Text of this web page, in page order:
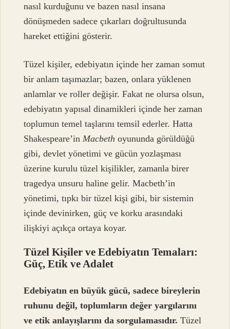
nasıl kurduğunu ve bazen nasıl insana
dönüşmeden sadece çıkarları doğrultusunda
hareket ettiğini gösterir.
Tüzel kişiler, edebiyatın içinde her zaman somut
bir anlam taşımazlar; bazen, onlara yüklenen
anlamlar ve roller değişir. Fakat ne olursa olsun,
edebiyatın yapısal dinamikleri içinde her zaman
toplumun temel taşlarını temsil ederler. Hatta
Shakespeare’inMacbeth oyununda görüldüğü
gibi, devlet yönetimi ve gücün yozlaşması
üzerine kurulu tüzel kişilikler, zamanla birer
tragedya unsuru haline gelir. Macbeth’in
yönetimi, tıpkı bir tüzel kişi gibi, bir sistemin
içinde devinirken, güç ve korku arasındaki
ilişkiyi açıkça ortaya koyar.
Tüzel Kişiler ve Edebiyatın Temaları:
Güç, Etik ve Adalet
Edebiyatın en büyük gücü, sadece bireylerin
ruhunu değil, toplumların değer yargılarını
ve etik anlayışlarını da sorgulamasıdır. Tüzel